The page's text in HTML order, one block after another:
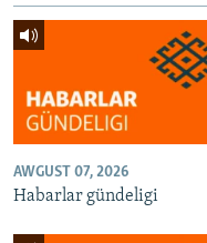
AWGUST 07, 2026
Habarlar gündeligi